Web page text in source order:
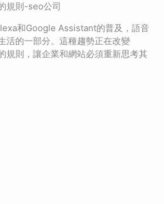
規則-seo公司
和Google Assistant的普及，語音
活的一部分。這種趨勢正在改變
規則，讓企業和網站必須重新思考其